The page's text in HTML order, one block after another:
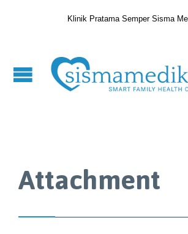
Klinik Pratama Semper Sisma
Attachment